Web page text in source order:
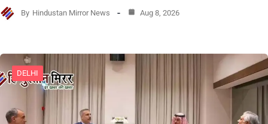
By Hindustan Mirror News Aug 8, 2026
DELHI